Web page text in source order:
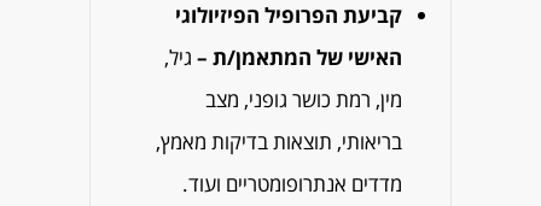
קביעת הפרופיל הפיזיולוגי
האישי של המתאמן/ת – גיל,
מין, רמת כושר גופני, מצב
בריאותי, תוצאות בדיקות מאמץ,
מדדים אנתרופומטריים ועוד.